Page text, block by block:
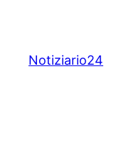
content
Notiziario24